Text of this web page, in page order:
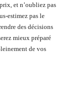
et n’oubliez pas
estimez pas le
des décisions
mieux préparé
de vos